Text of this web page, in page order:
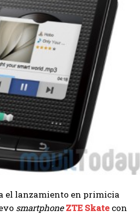
el lanzamiento en primicia
smartphoneZTE Skate con